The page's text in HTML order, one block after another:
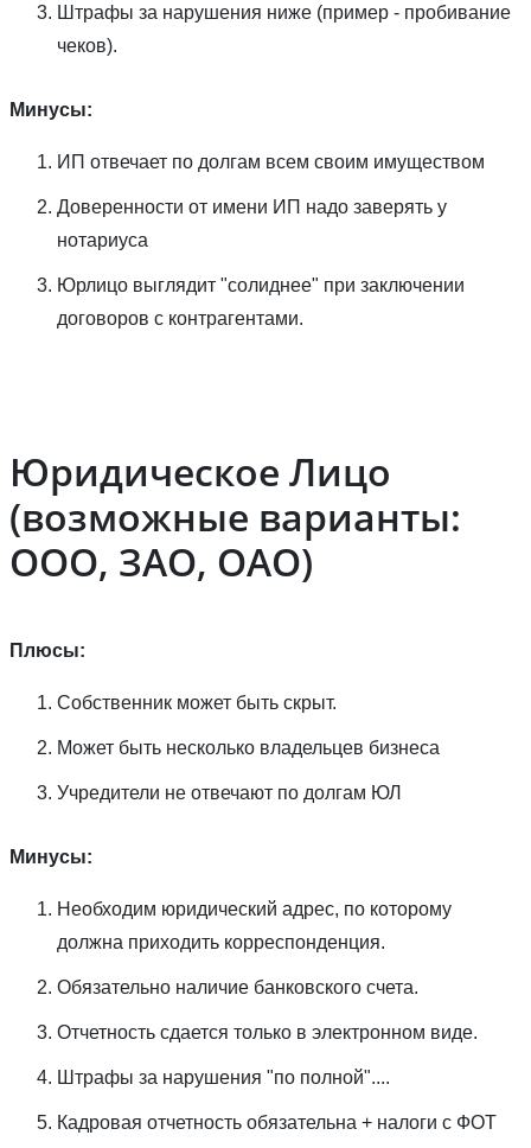
Штрафы за нарушения ниже (пример - пробивание
чеков).
Минусы:
ИП отвечает по долгам всем своим имуществом
Доверенности от имени ИП надо заверять у
нотариуса
Юрлицо выглядит "солиднее" при заключении
договоров с контрагентами.
Юридическое Лицо
(возможные варианты:
ООО, ЗАО, ОАО)
Плюсы:
Собственник может быть скрыт.
Может быть несколько владельцев бизнеса
Учредители не отвечают по долгам ЮЛ
Минусы:
Необходим юридический адрес, по которому
должна приходить корреспонденция.
Обязательно наличие банковского счета.
Отчетность сдается только в электронном виде.
Штрафы за нарушения "по полной"....
Кадровая отчетность обязательна + налоги с ФОТ